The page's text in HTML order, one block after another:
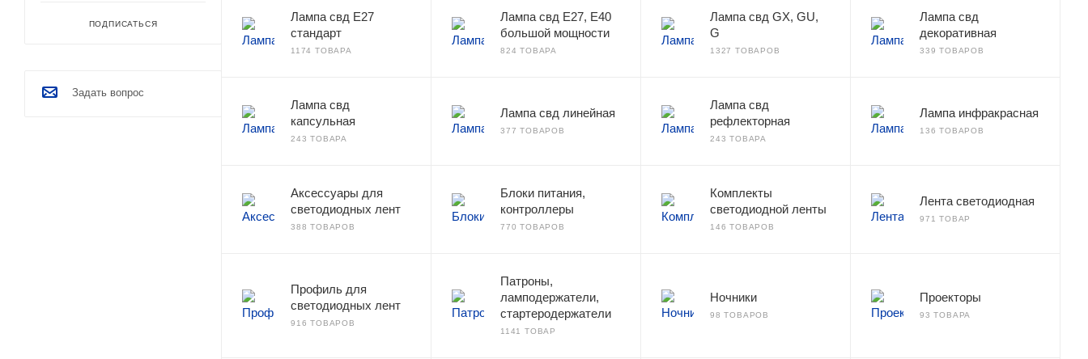
Лампа свд E27
стандарт
1174 ТОВАРА
Лампа свд E27, Е40
большой мощности
824 ТОВАРА
Лампа свд GX, GU,
G
1327 ТОВАРОВ
Лампа свд
декоративная
339 ТОВАРОВ
Лампа свд
капсульная
243 ТОВАРА
Лампа свд линейная
377 ТОВАРОВ
Лампа свд
рефлекторная
243 ТОВАРА
Лампа инфракрасная
136 ТОВАРОВ
Аксессуары для
светодиодных лент
388 ТОВАРОВ
Блоки питания,
контроллеры
770 ТОВАРОВ
Комплекты
светодиодной ленты
146 ТОВАРОВ
Лента светодиодная
971 ТОВАР
Профиль для
светодиодных лент
916 ТОВАРОВ
Патроны,
ламподержатели,
стартеродержатели
1141 ТОВАР
Ночники
98 ТОВАРОВ
Проекторы
93 ТОВАРА
ПОДПИСАТЬСЯ
Задать вопрос